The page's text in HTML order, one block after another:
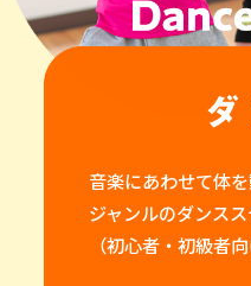
音楽にあわせて体
ジャンルのダンスス
（初心者・初級者向